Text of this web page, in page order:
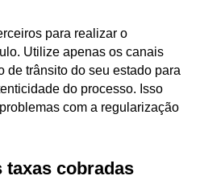
para realizar o
Utilize apenas os canais
de trânsito do seu estado para
do processo. Isso
com a regularização
taxas cobradas